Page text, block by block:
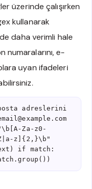
üzerinde çalışırken
kullanarak
daha verimli hale
e-
uyan ifadeleri
adreslerini
Za-z0-
Z|a-z]{2,}\b"
text) if match: